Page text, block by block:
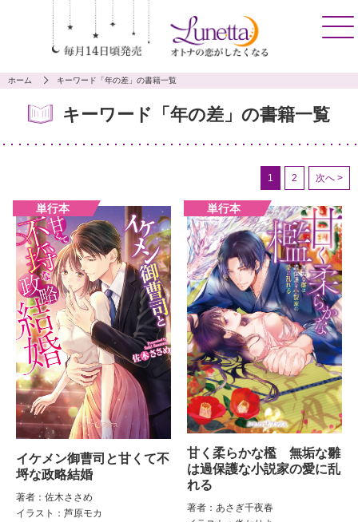
ホーム キーワード「年の差」の書籍一覧
キーワード「年の差」の書籍一覧
1 2 次へ >
イケメン御曹司と甘くて不
埒な政略結婚
著者：佐木ささめ
イラスト：芦原モカ
甘く柔らかな檻 無垢な雛
は過保護な小説家の愛に乱
れる
著者：あさぎ千夜春